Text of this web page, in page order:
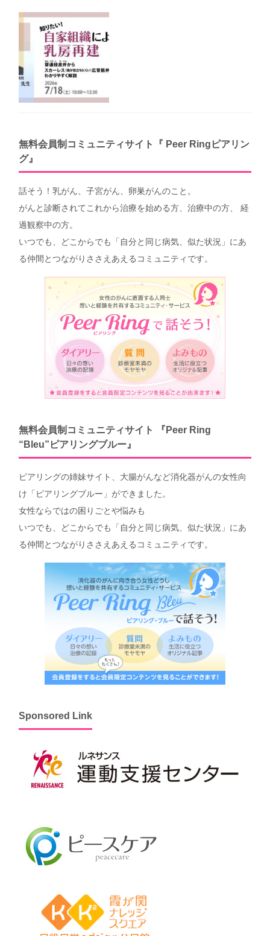
無料会員制コミュニティサイト『 Peer Ringピアリン
グ』
話そう！乳がん、子宮がん、卵巣がんのこと。
がんと診断されてこれから治療を始める方、治療中の方、 経
過観察中の方。
いつでも、どこからでも「自分と同じ病気、似た状況」にあ
る仲間とつながりささえあえるコミュニティです。
無料会員制コミュニティサイト 『Peer Ring
“Bleu”ピアリングブルー』
ピアリングの姉妹サイト、大腸がんなど消化器がんの女性向
け「ピアリングブルー」ができました。
女性ならではの困りごとや悩みも
いつでも、どこからでも「自分と同じ病気、似た状況」にあ
る仲間とつながりささえあえるコミュニティです。
Sponsored Link